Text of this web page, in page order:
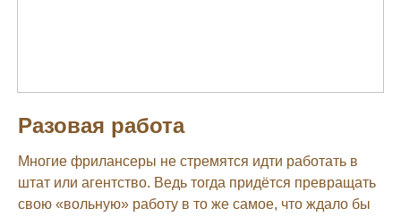
Разовая работа
Многие фрилансеры не стремятся идти работать в
штат или агентство. Ведь тогда придётся превращать
свою «вольную» работу в то же самое, что ждало бы